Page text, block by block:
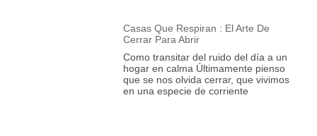
Casas Que Respiran : El Arte De
Cerrar Para Abrir
Como transitar del ruido del día a un
hogar en calma Últimamente pienso
que se nos olvida cerrar, que vivimos
en una especie de corriente